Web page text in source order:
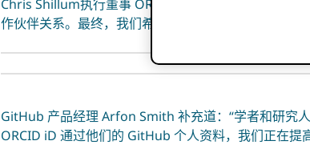
Chris Shillum执行董事 ORCID 说：“之间的整合
作伙伴关系。最终，我们希望我们的合作能够让大量
GitHub 产品经理 Arfon Smith 补充道：“学者和研究
ORCID iD 通过他们的 GitHub 个人资料，我们正在